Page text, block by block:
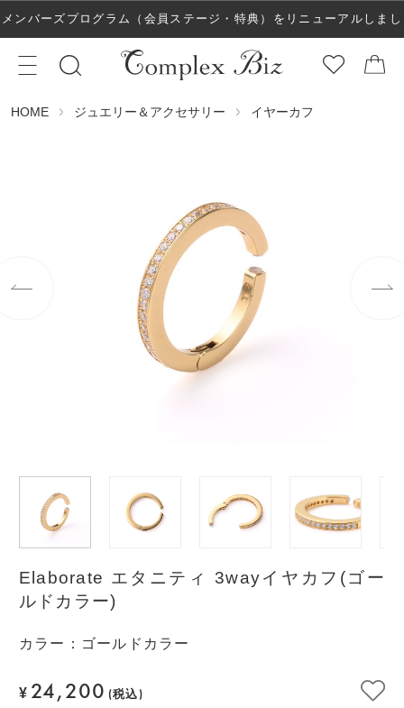
メンバーズプログラム（会員ステージ・特典）をリニューアルしまし
た！
HOME ジュエリー＆アクセサリー イヤーカフ
Elaborate エタニティ 3wayイヤカフ(ゴー
ルドカラー)
カラー ： ゴールドカラー
¥ 24,200 (税込)